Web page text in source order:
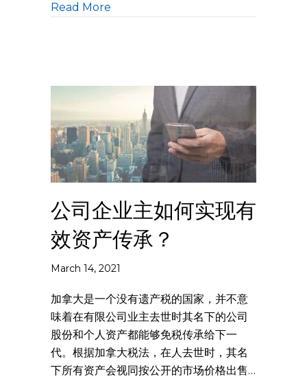
Read More
公司企业主如何实现有
效资产传承？
March 14, 2021
加拿大是一个没有遗产税的国家，并不意
味着在有限公司业主去世时其名下的公司
股份和个人资产都能够免税传承给下一
代。根据加拿大税法，在人去世时，其名
下所有资产会视同按公开的市场价格出售…